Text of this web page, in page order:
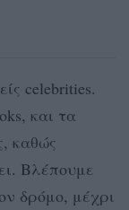
celebrities.
και τα
καθώς
Βλέπουμε
δρόμο, μέχρι